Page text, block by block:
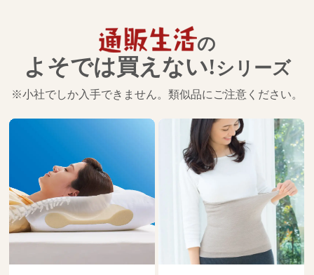
の
よそでは買えない!シリーズ
※小社でしか入手できません。類似品にご注意ください。